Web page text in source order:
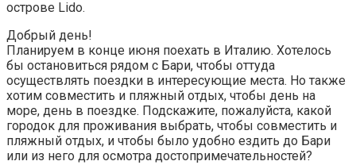
острове Lido.
Добрый день!
Планируем в конце июня поехать в Италию. Хотелось
бы остановиться рядом с Бари, чтобы оттуда
осуществлять поездки в интересующие места. Но также
хотим совместить и пляжный отдых, чтобы день на
море, день в поездке. Подскажите, пожалуйста, какой
городок для проживания выбрать, чтобы совместить и
пляжный отдых, и чтобы было удобно ездить до Бари
или из него для осмотра достопримечательностей?